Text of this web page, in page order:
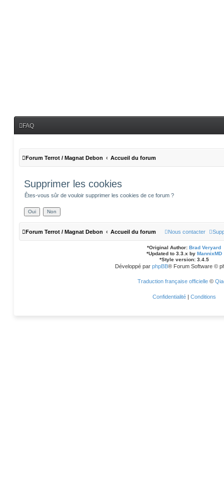
FAQ
Forum Terrot / Magnat Debon Accueil du forum
Supprimer les cookies
Êtes-vous sûr de vouloir supprimer les cookies de ce forum ?
Forum Terrot / Magnat Debon Accueil du forum Nous contacter
*Original Author: Brad Veryard
*Updated to 3.3.x by MannixMD
*Style version: 3.4.5
Développé par phpBB® Forum Software ©
Traduction française officielle©
Confidentialité | Conditions